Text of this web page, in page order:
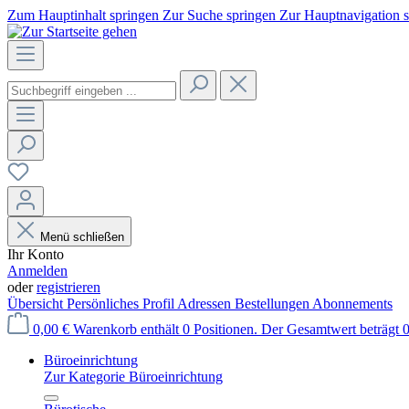
Zum Hauptinhalt springen Zur Suche springen Zur Hauptnavigation
Menü schließen
Ihr Konto
Anmelden
oderregistrieren
Übersicht Persönliches Profil Adressen Bestellungen Abonnements
0,00 € Warenkorb enthält 0 Positionen. Der Gesamtwert beträgt
Büroeinrichtung
Zur Kategorie Büroeinrichtung